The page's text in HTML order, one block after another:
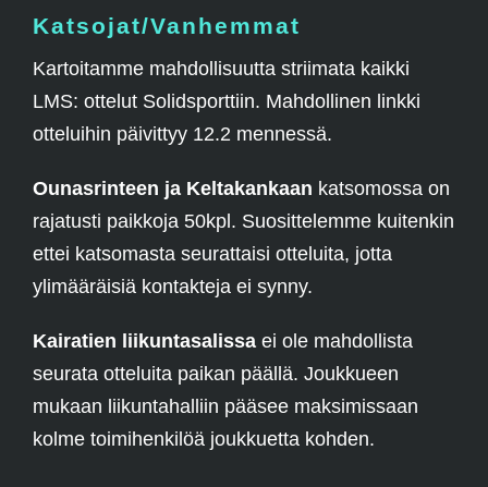
Katsojat/Vanhemmat
Kartoitamme mahdollisuutta striimata kaikki
LMS: ottelut Solidsporttiin. Mahdollinen linkki
otteluihin päivittyy 12.2 mennessä.
Ounasrinteen ja Keltakankaan katsomossa on
rajatusti paikkoja 50kpl. Suosittelemme kuitenkin
ettei katsomasta seurattaisi otteluita, jotta
ylimääräisiä kontakteja ei synny.
Kairatien liikuntasalissaei ole mahdollista
seurata otteluita paikan päällä. Joukkueen
mukaan liikuntahalliin pääsee maksimissaan
kolme toimihenkilöä joukkuetta kohden.